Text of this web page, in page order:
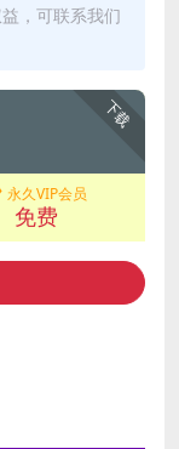
，可联系我们
下载
永久VIP会员
免费